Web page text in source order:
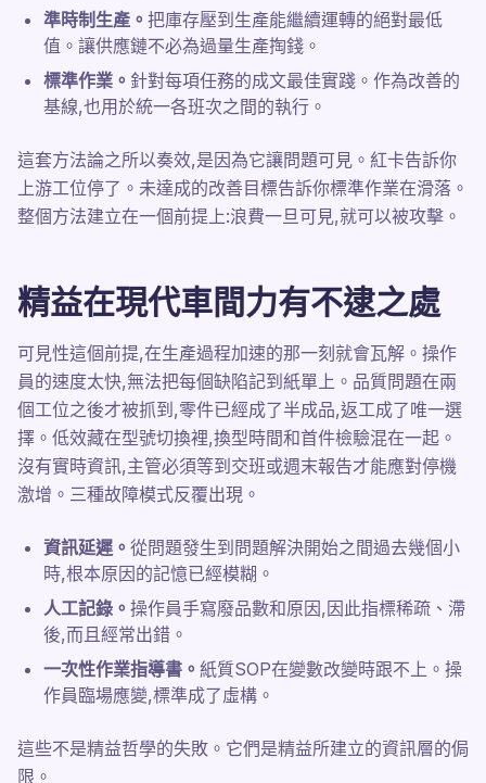
準時制生產。 把庫存壓到生產能繼續運轉的絕對最低
值。讓供應鏈不必為過量生產掏錢。
標準作業。 針對每項任務的成文最佳實踐。作為改善的
基線,也用於統一各班次之間的執行。
這套方法論之所以奏效,是因為它讓問題可見。紅卡告訴你
上游工位停了。未達成的改善目標告訴你標準作業在滑落。
整個方法建立在一個前提上:浪費一旦可見,就可以被攻擊。
精益在現代車間力有不逮之處
可見性這個前提,在生產過程加速的那一刻就會瓦解。操作
員的速度太快,無法把每個缺陷記到紙單上。品質問題在兩
個工位之後才被抓到,零件已經成了半成品,返工成了唯一選
擇。低效藏在型號切換裡,換型時間和首件檢驗混在一起。
沒有實時資訊,主管必須等到交班或週末報告才能應對停機
激增。三種故障模式反覆出現。
資訊延遲。 從問題發生到問題解決開始之間過去幾個小
時,根本原因的記憶已經模糊。
人工記錄。 操作員手寫廢品數和原因,因此指標稀疏、滯
後,而且經常出錯。
一次性作業指導書。 紙質SOP在變數改變時跟不上。操
作員臨場應變,標準成了虛構。
這些不是精益哲學的失敗。它們是精益所建立的資訊層的侷
限。